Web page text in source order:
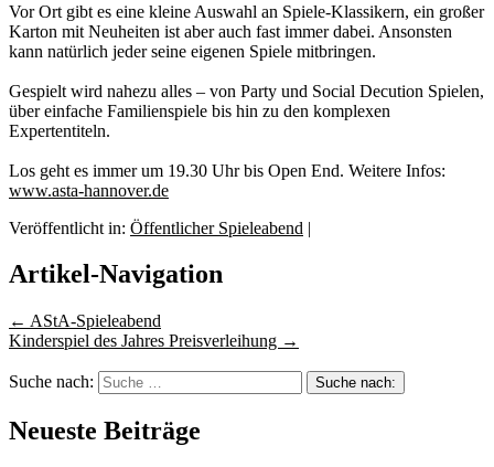
Vor Ort gibt es eine kleine Auswahl an Spiele-Klassikern, ein großer
Karton mit Neuheiten ist aber auch fast immer dabei. Ansonsten
kann natürlich jeder seine eigenen Spiele mitbringen.
Gespielt wird nahezu alles – von Party und Social Decution Spielen,
über einfache Familienspiele bis hin zu den komplexen
Expertentiteln.
Los geht es immer um 19.30 Uhr bis Open End. Weitere Infos:
www.asta-hannover.de
Veröffentlicht in: Öffentlicher Spieleabend |
Artikel-Navigation
← AStA-Spieleabend
Kinderspiel des Jahres Preisverleihung →
Suche nach:
Neueste Beiträge